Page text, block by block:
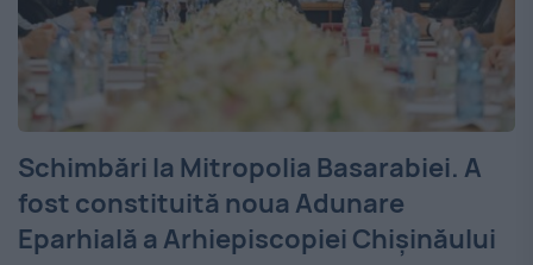
Schimbări la Mitropolia Basarabiei. A
fost constituită noua Adunare
Eparhială a Arhiepiscopiei Chişinăului